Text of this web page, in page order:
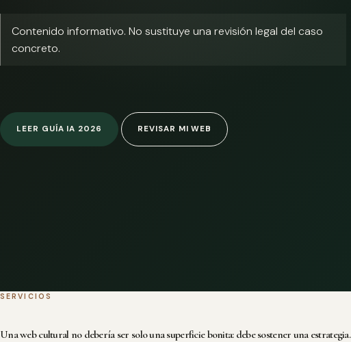
Contenido informativo. No sustituye una revisión legal del caso
concreto.
LEER GUÍA IA 2026 REVISAR MI WEB
SERVICIOS
Una web cultural no debería ser solo una superficie bonita: debe sostener una estrategia.